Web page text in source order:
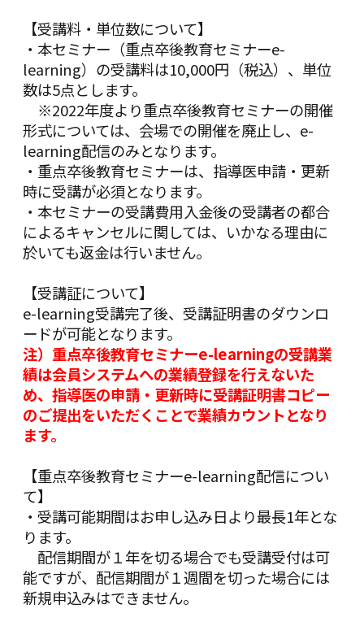
【受講料・単位数について】
・本セミナー（重点卒後教育セミナーe-
learning）の受講料は10,000円（税込）、単位
数は5点とします。
※2022年度より重点卒後教育セミナーの開催
形式については、会場での開催を廃止し、e-
learning配信のみとなります。
・重点卒後教育セミナーは、指導医申請・更新
時に受講が必須となります。
・本セミナーの受講費用入金後の受講者の都合
によるキャンセルに関しては、いかなる理由に
於いても返金は行いません。
【受講証について】
e-learning受講完了後、受講証明書のダウンロ
ードが可能となります。
注） 重点卒後教育セミナーe-learningの受講業
績は会員システムへの業績登録を行えないた
め、指導医の申請・更新時に受講証明書コピー
のご提出をいただくことで業績カウントとなり
ます。
【重点卒後教育セミナーe-learning配信につい
て】
・受講可能期間はお申し込み日より最長1年とな
ります。
配信期間が１年を切る場合でも受講受付は可
能ですが、配信期間が１週間を切った場合には
新規申込みはできません。